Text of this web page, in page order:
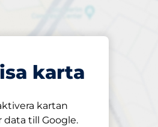
karta
kartan
data till Google.
6